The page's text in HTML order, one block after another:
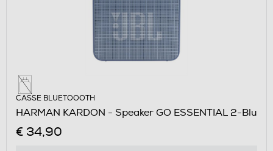
CASSE BLUETOOOTH
HARMAN KARDON - Speaker GO ESSENTIAL 2-Blu
€ 34,90